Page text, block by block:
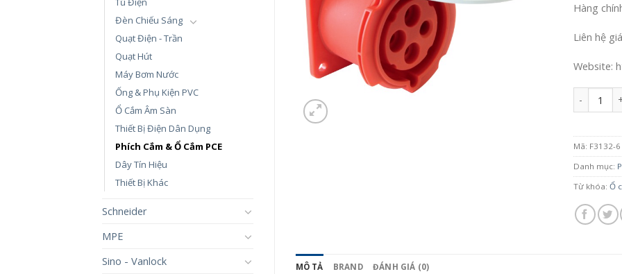
Đèn Chiếu Sáng
Quạt Điện - Trần
Quạt Hút
Máy Bơm Nước
Ống & Phụ Kiện PVC
Ổ Cắm Âm Sàn
Thiết Bị Điện Dân Dụng
Phích Cắm & Ổ Cắm PCE
Dây Tín Hiệu
Thiết Bị Khác
Schneider
MPE
Sino - Vanlock
Hàng
Liên hệ
Website:
Mã: F3132-6
Danh mục:
Từ khóa:Ổ
MÔ TẢ BRAND ĐÁNH GIÁ (0)